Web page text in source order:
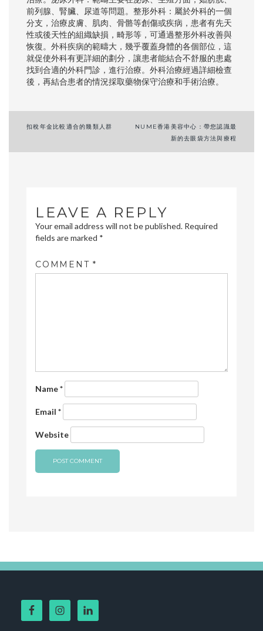
前列腺、腎臟、尿道等問題。整形外科：屬於外科的一個
分支，治療皮膚、肌肉、骨骼等創傷或疾病，患者有先天
性或後天性的組織缺損，畸形等，可通過整形外科改善與
恢復。外科疾病的範疇大，幾乎覆蓋身體的各個部位，這
就促使外科有更詳細的劃分，讓患者能結合不舒服的患處
找到合適的外科門診，進行治療。外科治療經過詳細檢查
後，再結合患者的情況採取藥物保守治療和手術治療。
Post
navigation
扣稅年金比較適合的幾類人群
NUME香港美容中心：帶您認識最
新的去眼袋方法與療程
LEAVE A REPLY
Your email address will not be published. Required
fields are marked *
COMMENT *
Name*
Email *
Website